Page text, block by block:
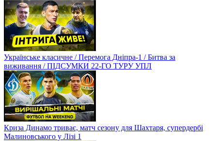
Українське класичне / Перемога Дніпра-1 / Битва за
виживання / ПІДСУМКИ 22-ГО ТУРУ УПЛ
Криза Динамо триває, матч сезону для Шахтаря, супердербі
Малиновського у Лізі 1